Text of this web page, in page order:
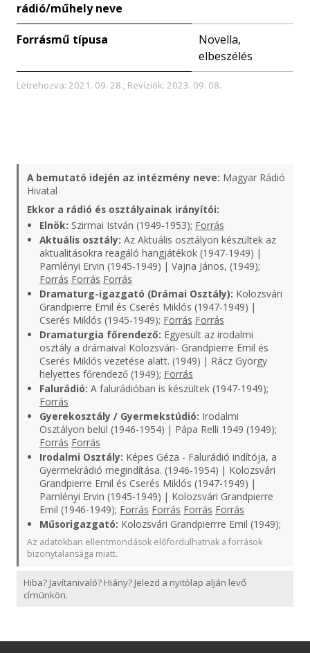
rádió/műhely neve
Forrásmű típusa
Novella,
elbeszélés
Létrehozva: 2021. 09. 28.; Revíziók: 2023. 09. 08.
A bemutató idején az intézmény neve: Magyar Rádió
Hivatal
Ekkor a rádió és osztályainak irányítói:
Elnök: Szirmai István (1949-1953); Forrás
Aktuális osztály: Az Aktuális osztályon készültek az
aktualitásokra reagáló hangjátékok (1947-1949) |
Pamlényi Ervin (1945-1949) | Vajna János, (1949);
Forrás Forrás Forrás
Dramaturg-igazgató (Drámai Osztály): Kolozsvári
Grandpierre Emil és Cserés Miklós (1947-1949) |
Cserés Miklós (1945-1949); Forrás Forrás
Dramaturgia főrendező: Egyesült az irodalmi
osztály a drámaival Kolozsvári- Grandpierre Emil és
Cserés Miklós vezetése alatt. (1949) | Rácz György
helyettes főrendező (1949); Forrás
Falurádió: A falurádióban is készültek (1947-1949);
Forrás
Gyerekosztály / Gyermekstúdió: Irodalmi
Osztályon belül (1946-1954) | Pápa Relli 1949 (1949);
Forrás Forrás
Irodalmi Osztály: Képes Géza - Falurádió indítója, a
Gyermekrádió megindítása. (1946-1954) | Kolozsvári
Grandpierre Emil és Cserés Miklós (1947-1949) |
Pamlényi Ervin (1945-1949) | Kolozsvári Grandpierre
Emil (1946-1949); Forrás Forrás Forrás Forrás
Műsorigazgató: Kolozsvári Grandpierrre Emil (1949);
Az adatokban ellentmondások előfordulhatnak a források
bizonytalansága miatt.
Hiba? Javítanivaló? Hiány? Jelezd a nyitólap alján levő
címünkön.